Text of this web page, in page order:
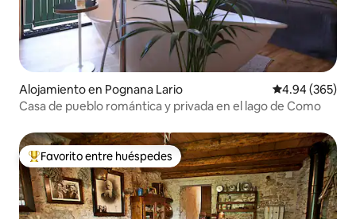
Alojamiento en Pognana Lario Calificación
4.94 (365)
Casa de pueblo romántica y privada en el lago de Como
Favorito entre huéspedes preferido
Favorito entre huéspedes